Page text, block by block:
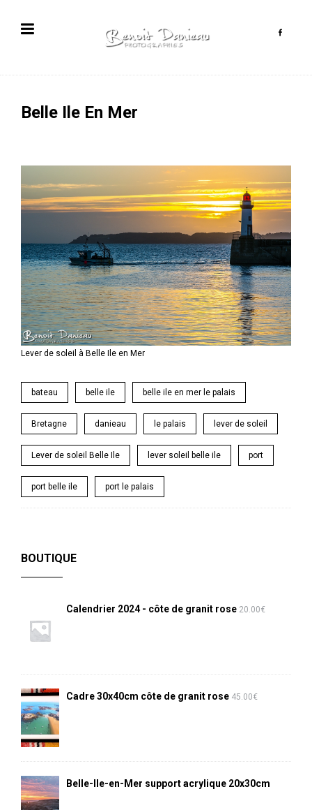
Belle Ile En Mer
Lever de soleil à Belle Ile en Mer
bateau belle ile belle ile en mer le palais
Bretagne danieau le palais lever de soleil
Lever de soleil Belle Ile lever soleil belle ile port
port belle ile port le palais
BOUTIQUE
Calendrier 2024 - côte de granit rose 20.00€
Cadre 30x40cm côte de granit rose 45.00€
Belle-Ile-en-Mer support acrylique 20x30cm